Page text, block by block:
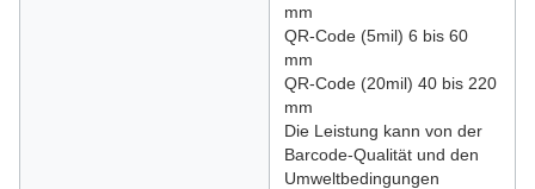
mm
QR-Code (5mil) 6 bis 60
mm
QR-Code (20mil) 40 bis 220
mm
Die Leistung kann von der
Barcode-Qualität und den
Umweltbedingungen